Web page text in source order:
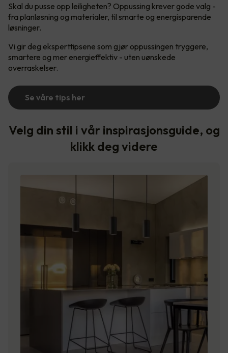
Skal du pusse opp leiligheten? Oppussing krever gode valg -
fra planløsning og materialer, til smarte og energisparende
løsninger.
Vi gir deg eksperttipsene som gjør oppussingen tryggere,
smartere og mer energieffektiv - uten uønskede
overraskelser.
Se våre tips her
Velg din stil i vår inspirasjonsguide, og
klikk deg videre